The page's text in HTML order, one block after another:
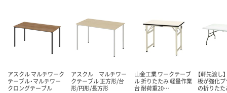
アスクル マルチワーク
テーブル・マルチワー
クロングテーブル
アスクル マルチワー
クテーブル 正方形/台
形/円形/長方形
山金工業 ワークテーブ
ル 折りたたみ 軽量作業
台 耐荷重20…
【軒先渡し
板が強化
の折りた